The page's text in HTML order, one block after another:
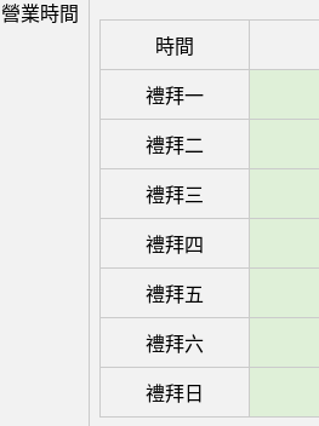
營業時間
時間
禮拜一
禮拜二
禮拜三
禮拜四
禮拜五
禮拜六
禮拜日